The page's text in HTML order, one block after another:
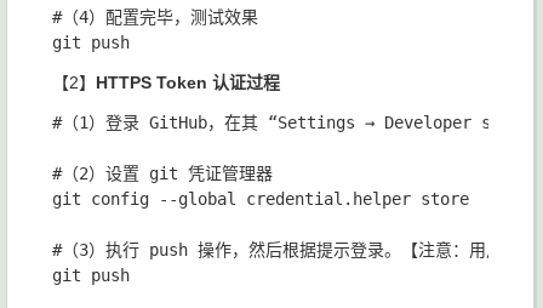
#（4）配置完毕，测试效果
【2】 HTTPS Token 认证过程
#（1）登录 GitHub，在其 “Settings → Developer
#（2）设置 git 凭证管理器
git config --global credential.helper store
#（3）执行 push 操作，然后根据提示登录。【注意：用户
git push